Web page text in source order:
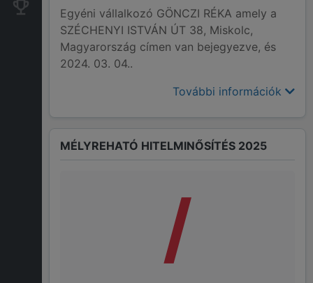
Konkurens cégek
Egyéni vállalkozó GÖNCZI RÉKA amely a
SZÉCHENYI ISTVÁN ÚT 38, Miskolc,
Magyarország címen van bejegyezve, és
2024. 03. 04..
További információk
MÉLYREHATÓ HITELMINŐSÍTÉS 2025
/